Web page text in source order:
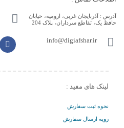
آدرس : آذربایجان غربی، ارومیه، خیابان
حافظ یک، تقاطع سرداران، پلاک 204
info@digiafshar.ir
لینک های مفید :
نحوه ثبت سفارش
رویه ارسال سفارش